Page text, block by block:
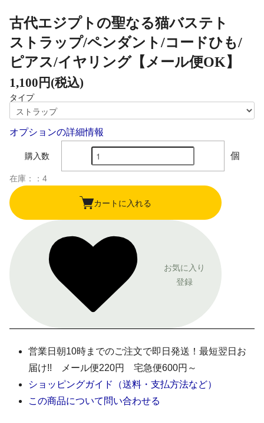
古代エジプトの聖なる猫バステト
ストラップ/ペンダント/コードひも/
ピアス/イヤリング【メール便OK】
1,100円(税込)
タイプ
オプションの詳細情報
購入数 個
在庫：：4
カートに入れる
お気に入り
登録
営業日朝10時までのご注文で即日発送！最短翌日お
届け!! メール便220円 宅急便600円～
ショッピングガイド（送料・支払方法など）
この商品について問い合わせる